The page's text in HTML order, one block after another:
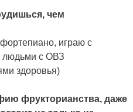
чем
фортепиано, играю с
людьми с ОВЗ
здоровья)
фрукторианства, даже